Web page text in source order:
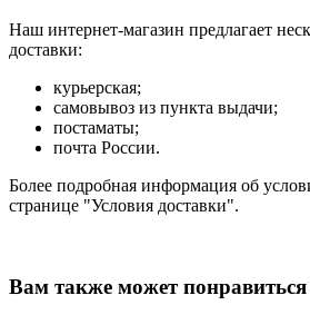
Наш интернет-магазин предлагает
доставки:
курьерская;
самовывоз из пункта выдачи;
постаматы;
почта России.
Более подробная информация об
странице "Условия доставки".
Вам также может понравиться